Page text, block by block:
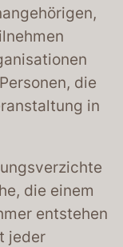
die
in
die einem
entstehen
jeder